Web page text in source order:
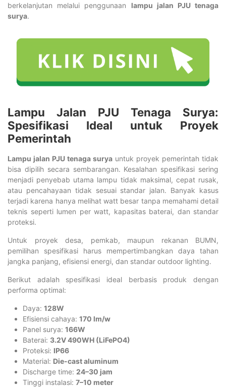
berkelanjutan melalui penggunaan lampu jalan PJU tenaga
surya.
Lampu Jalan PJU Tenaga Surya:
Spesifikasi Ideal untuk Proyek
Pemerintah
Lampu jalan PJU tenaga surya untuk proyek pemerintah tidak
bisa dipilih secara sembarangan. Kesalahan spesifikasi sering
menjadi penyebab utama lampu tidak maksimal, cepat rusak,
atau pencahayaan tidak sesuai standar jalan. Banyak kasus
terjadi karena hanya melihat watt besar tanpa memahami detail
teknis seperti lumen per watt, kapasitas baterai, dan standar
proteksi.
Untuk proyek desa, pemkab, maupun rekanan BUMN,
pemilihan spesifikasi harus mempertimbangkan daya tahan
jangka panjang, efisiensi energi, dan standar outdoor lighting.
Berikut adalah spesifikasi ideal berbasis produk dengan
performa optimal:
Daya: 128W
Efisiensi cahaya: 170 lm/w
Panel surya: 166W
Baterai: 3.2V 490WH (LiFePO4)
Proteksi: IP66
Material: Die-cast aluminum
Discharge time: 24–30 jam
Tinggi instalasi: 7–10 meter